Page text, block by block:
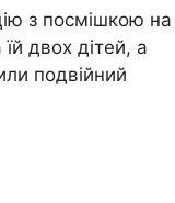
з посмішкою на
двох дітей, а
подвійний